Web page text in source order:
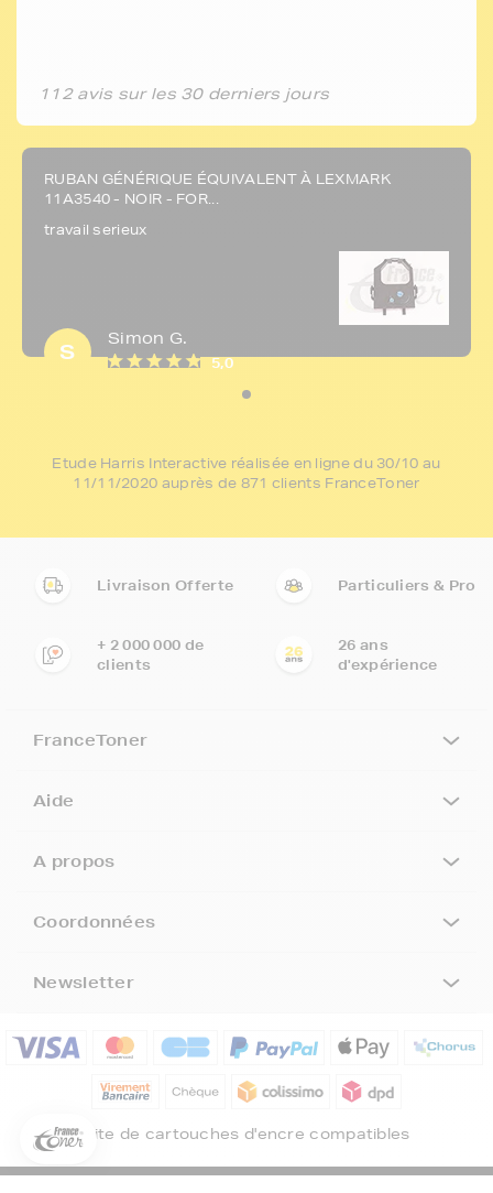
112 avis sur les 30 derniers jours
RUBAN GÉNÉRIQUE ÉQUIVALENT À LEXMARK
11A3540 - NOIR - FOR...
travail serieux
S
Simon G.
5,0
Etude Harris Interactive réalisée en ligne du 30/10 au
11/11/2020 auprès de 871 clients FranceToner
Livraison Offerte Particuliers & Pro
+ 2 000 000 de
clients
26 ans
d'expérience
FranceToner
Aide
A propos
Coordonnées
Newsletter
Site de cartouches d'encre compatibles
Inscrivez-vous à notre newsletter, suivez notre actualité et
commande * !
Votre adresse email